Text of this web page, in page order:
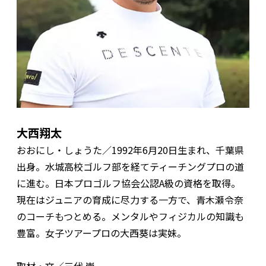
大西翔太
おおにし・しょうた／1992年6月20日生まれ、千葉県
出身。水城高校ゴルフ部を経てティーチングプロの道
に進む。日本プロゴルフ協会公認A級の資格を取得。
現在はジュニアの育成に尽力する一方で、青木瀬令奈
のコーチもつとめる。メンタルやフィジカルの知識も
豊富。女子ツアープロの大西葵は実妹。